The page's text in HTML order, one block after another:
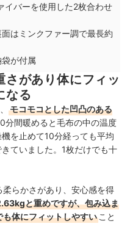
バーを使用した2枚合わせ
はミンクファー調で最長約
が付属
さがあり体にフィッ
なる
モコモコとした凹凸のある
分間暖めると毛布の中の温度
を止めて10分経っても平均
ていました。1枚だけでも十
らかさがあり、安心感を得
と重めですが、包み込ま
体にフィットしやすい こと